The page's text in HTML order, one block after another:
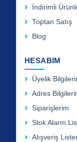
İndirimli
Toptan Satış
Blog
HESABIM
Üyelik
Adres
Siparişlerim
Stok Alarm
Alışveriş